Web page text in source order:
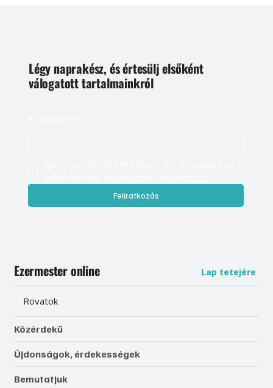
Légy naprakész, és értesülj elsőként
válogatott tartalmainkról
Feliratkozás
Ezermester online Lap tetejére
Rovatok
Közérdekű
Újdonságok, érdekességek
Bemutatjuk